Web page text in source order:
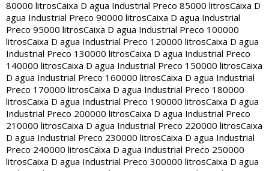
80000 litrosCaixa D agua Industrial Preco 85000 litrosCaixa D
agua Industrial Preco 90000 litrosCaixa D agua Industrial
Preco 95000 litrosCaixa D agua Industrial Preco 100000
litrosCaixa D agua Industrial Preco 120000 litrosCaixa D agua
Industrial Preco 130000 litrosCaixa D agua Industrial Preco
140000 litrosCaixa D agua Industrial Preco 150000 litrosCaixa
D agua Industrial Preco 160000 litrosCaixa D agua Industrial
Preco 170000 litrosCaixa D agua Industrial Preco 180000
litrosCaixa D agua Industrial Preco 190000 litrosCaixa D agua
Industrial Preco 200000 litrosCaixa D agua Industrial Preco
210000 litrosCaixa D agua Industrial Preco 220000 litrosCaixa
D agua Industrial Preco 230000 litrosCaixa D agua Industrial
Preco 240000 litrosCaixa D agua Industrial Preco 250000
litrosCaixa D agua Industrial Preco 300000 litrosCaixa D agua